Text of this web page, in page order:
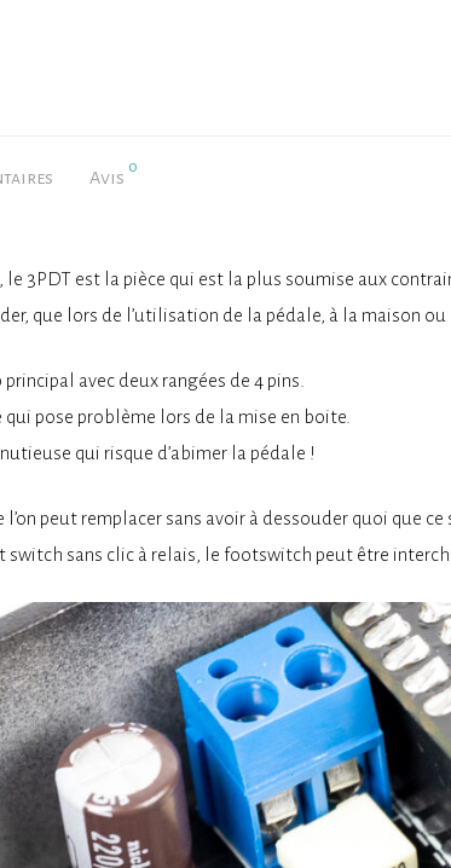
Avis
0
3PDT est la pièce qui est la plus soumise aux
que lors de l’utilisation de la pédale, à la maison ou
avec deux rangées de 4 pins.
pose problème lors de la mise en boite.
qui risque d’abimer la pédale !
peut remplacer sans avoir à dessouder quoi que ce
sans clic à relais, le footswitch peut être